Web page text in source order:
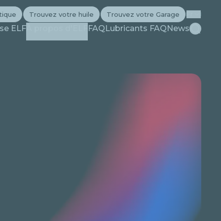
ELF FAQLubricants FAQNews
Trouvez votre huile Trouvez votre Garage